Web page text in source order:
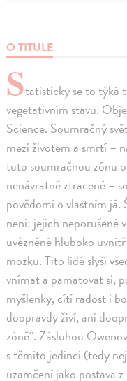
O TITULE
Statisticky se to týká
vegetativním stavu.
Science. Soumračný
mezi životem a smrtí –
tuto soumračnou zónu
nenávratně ztracené –
povědomí o vlastním
není: jejich neporušené
uvězněné hluboko
mozku. Tito lidé slyší
vnímat a pamatovat si,
myšlenky, cítí radost i
doopravdy živí, ani
zóně“. Zásluhou
s těmito jedinci (tedy
uzamčení jako postava